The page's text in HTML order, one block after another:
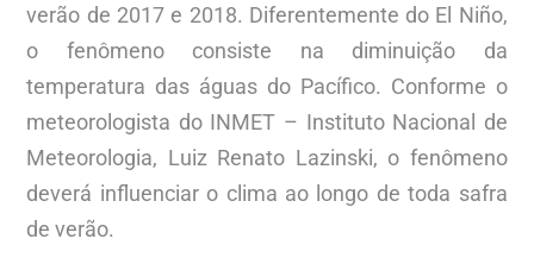
verão de 2017 e 2018. Diferentemente do El Niño,
o fenômeno consiste na diminuição da
temperatura das águas do Pacífico. Conforme o
meteorologista do INMET – Instituto Nacional de
Meteorologia, Luiz Renato Lazinski, o fenômeno
deverá influenciar o clima ao longo de toda safra
de verão.